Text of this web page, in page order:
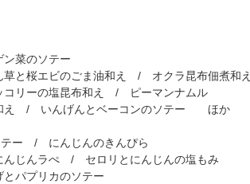
のソテー
エビのごま油和え / オクラ昆布佃煮和え
の塩昆布和え / ピーマンナムル
いんげんとベーコンのソテー ほか
/ にんじんのきんぴら
ラぺ / セロリとにんじんの塩もみ
プリカのソテー